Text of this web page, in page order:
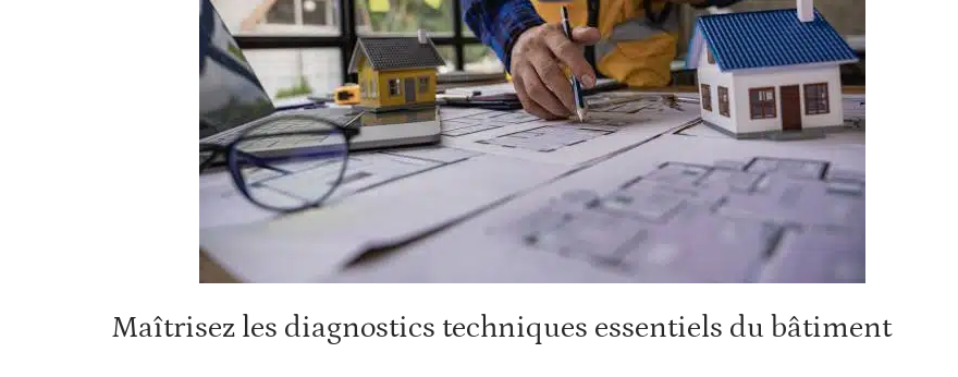
Maîtrisez les diagnostics techniques essentiels du bâtiment